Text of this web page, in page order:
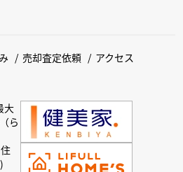
売却査定依頼 アクセス